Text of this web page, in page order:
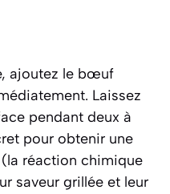
ajoutez le bœuf
Laissez
pendant deux à
pour obtenir une
(la réaction chimique
saveur grillée et leur